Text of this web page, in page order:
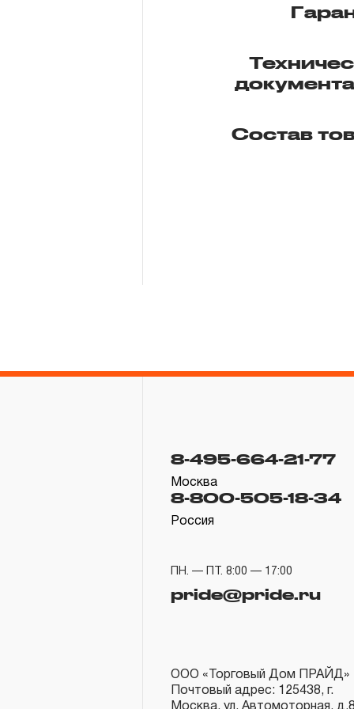
Состав
8-495-664-21-77
Москва
8-800-505-18-34
Россия
ПН. — ПТ. 8:00 — 17:00
pride@pride.ru
ООО «Торговый Дом ПРАЙД»
Почтовый адрес: 125438, г.
Москва, ул. Автомоторная, д.8